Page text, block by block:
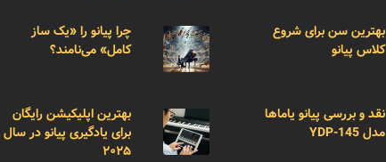
بهترین سن برای شروع
کلاس پیانو
نقد و بررسی پیانو یاماها
مدل YDP-145
چرا پیانو را «یک ساز
کامل» می‌نامند؟
بهترین اپلیکیشن رایگان
برای یادگیری پیانو در سال
۲۰۲۵